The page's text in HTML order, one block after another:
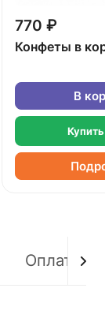
770 ₽
Конфеты в
В
Оплата